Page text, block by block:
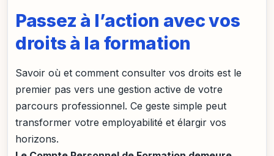
Passez à l’action avec vos
droits à la formation
Savoir où et comment consulter vos droits est le
premier pas vers une gestion active de votre
parcours professionnel. Ce geste simple peut
transformer votre employabilité et élargir vos
horizons.